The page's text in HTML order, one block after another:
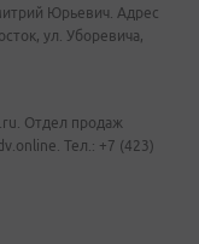
Юрьевич. Адрес
ул. Уборевича,
Отдел продаж
Тел.: +7 (423)